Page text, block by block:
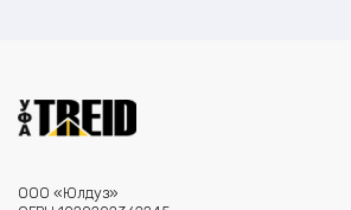
ООО «Юлдуз»